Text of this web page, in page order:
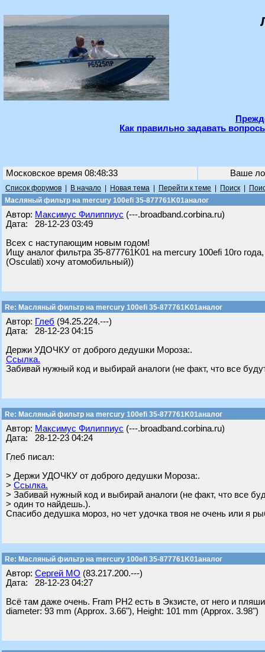
Как правильно задавать
Московское время 08:48:33 Ваше
Список форумов В начало Новая тема Перейти к теме Поиск
Масляный фильтр на mercury 100efi 35-877761K01аналог
Автор: Максимус Филиппиус (---.broadband.corbina.ru)
Дата: 28-12-23 03:49
Всех с наступающим новым годом!
Ищу аналог фильтра 35-877761K01 на mercury 100efi 10го
(Osculati) хочу атомобильный))
Re: Масляный фильтр на mercury 100efi 35-877761K01аналог
Автор: Глеб (94.25.224.---)
Дата: 28-12-23 04:15
Держи УДОЧКУ от доброго дедушки Мороза:.
Ссылка.
Забивай нужный код и выбирай аналоги (не факт, что все
Re: Масляный фильтр на mercury 100efi 35-877761K01аналог
Автор: Максимус Филиппиус (---.broadband.corbina.ru)
Дата: 28-12-23 04:24
Глеб писал:
> Держи УДОЧКУ от доброго дедушки Мороза:.
> Ссылка.
> Забивай нужный код и выбирай аналоги (не факт, что все
> один то найдешь.).
Спасибо дедушка мороз, но чет удочка твоя не очень или я
Re: Масляный фильтр на mercury 100efi 35-877761K01аналог
Автор: Сергей МО (83.217.200.---)
Дата: 28-12-23 04:27
Всё там даже очень. Fram PH2 есть в Экзисте, от него и
diameter: 93 mm (Approx. 3.66"), Height: 101 mm (Approx. 3.98")